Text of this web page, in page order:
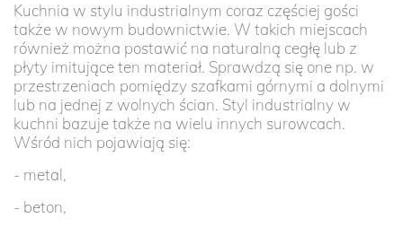
Kuchnia w stylu industrialnym coraz częściej gości
także w nowym budownictwie. W takich miejscach
również można postawić na naturalną cegłę lub z
płyty imitujące ten materiał. Sprawdzą się one np. w
przestrzeniach pomiędzy szafkami górnymi a dolnymi
lub na jednej z wolnych ścian. Styl industrialny w
kuchni bazuje także na wielu innych surowcach.
Wśród nich pojawiają się:
- metal,
- beton,